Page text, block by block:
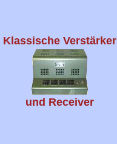
Klassische Verstärker
und Receiver